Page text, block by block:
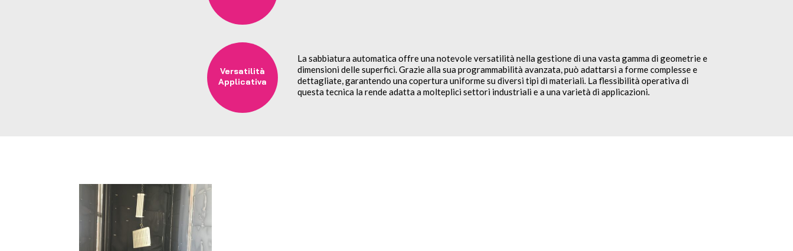
Versatilità
Applicativa
La sabbiatura automatica offre una notevole versatilità nella gestione di una vasta gamma di geometrie e
dimensioni delle superfici. Grazie alla sua programmabilità avanzata, può adattarsi a forme complesse e
dettagliate, garantendo una copertura uniforme su diversi tipi di materiali. La flessibilità operativa di
questa tecnica la rende adatta a molteplici settori industriali e a una varietà di applicazioni.